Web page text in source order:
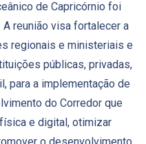
de Capricórnio foi
A reunião visa fortalecer a
regionais e ministeriais e
públicas, privadas,
para a implementação de
do Corredor que
e digital, otimizar